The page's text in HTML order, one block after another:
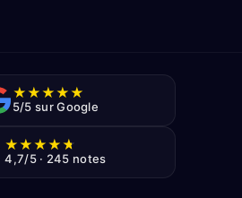
★★★★★
5/5 sur Google
★★★★★
4,7/5 · 245 notes